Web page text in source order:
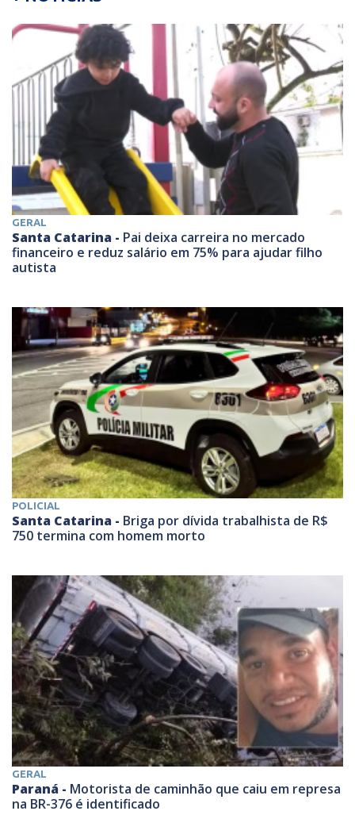
GERAL
Santa Catarina - Pai deixa carreira no mercado
financeiro e reduz salário em 75% para ajudar filho
autista
POLICIAL
Santa Catarina - Briga por dívida trabalhista de R$
750 termina com homem morto
GERAL
Paraná - Motorista de caminhão que caiu em represa
na BR-376 é identificado